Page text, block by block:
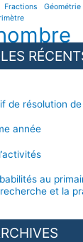
Fractions Géométrie
de résolution
année
au
et la